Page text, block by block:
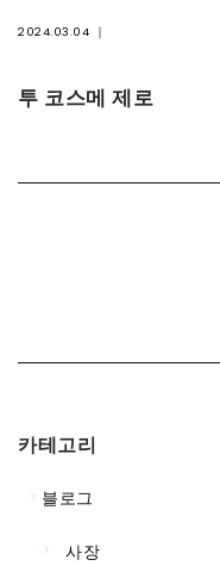
2024.03.04
투 코스메 제로
카테고리
블로그
사장